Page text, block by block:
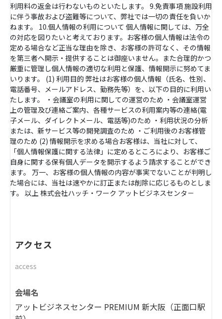
利用料の返金は行わないものといたします。 9.免責事項 施設利用
に伴う事故および盗難等について、弊社では一切の責任を負いか
ねます。 10.個人情報の利用について 個人情報に関しては、万全
の対応を図りたいと考えております。お客様の個人情報は法令の
定める場合など正当な理由を除き、お客様の許可なく、その情報
を第三者へ開示・提供することは御座いません。また合理的かつ
厳重に管理し個人情報の適切な利用と保護、情報開示に努めてま
いります。 (1) 利用目的 弊社はお客様の個人情報（氏名、性別、
電話番号、メールアドレス、勤務先等）を、以下の目的に利用い
たします。 ・会議室の利用に関しての運営のため ・会議室運営
上の管理及び連絡ご案内、各種サービスの利用案内等の連絡(電
子メール、ダイレクトメール、電話等)のため ・利用状況の分析
または、新サービス等の開発調査のため ・ご利用後のお客様管
理のため (2) 情報開示を求める場合お客様は、当社に対して、
「個人情報保護に関する法律」に定めるところにより、お客様ご
自身に関する保有個人データを開示するよう請求することができ
ます。 万一、お客様の個人情報の内容が事実でないことが判明し
た場合には、当社は速やかに訂正または削除に応じるものとしま
す。 以上 株式会社ハッチ・ワーク アットビジネスセンタ－
アクセス
access
会場名
アットビジネスセンター PREMIUM 新大阪（正面口駅